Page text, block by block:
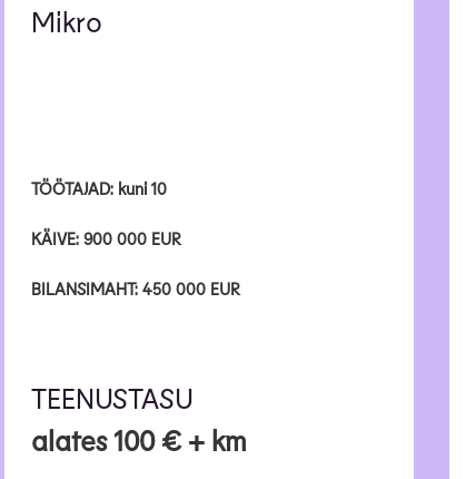
Mikro
TÖÖTAJAD: kuni 10
KÄIVE: 900 000 EUR
BILANSIMAHT: 450 000 EUR
TEENUSTASU
alates 100 € + km